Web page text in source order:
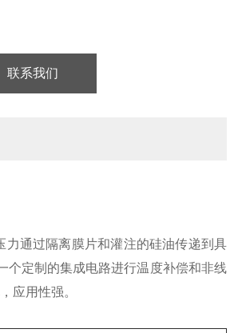
联系我们
通过隔离膜片和灌注的硅油传递到具
个定制的集成电路进行温度补偿和非线
应用性强。